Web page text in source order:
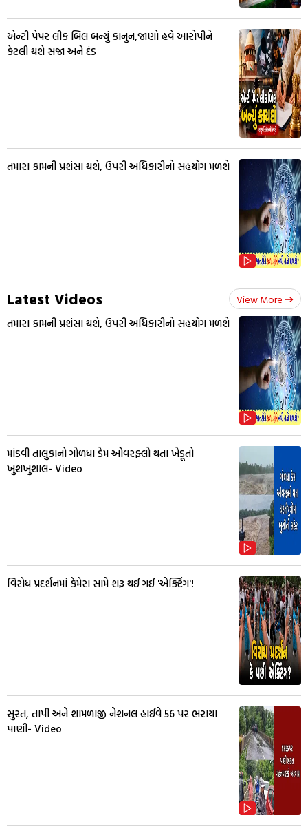
એન્ટી પેપર લીક બિલ બન્યું કાનુન,જાણો હવે આરોપીને
કેટલી થશે સજા અને દંડ
તમારા કામની પ્રશંસા થશે, ઉપરી અધિકારીનો સહયોગ મળશે
Latest Videos View More
તમારા કામની પ્રશંસા થશે, ઉપરી અધિકારીનો સહયોગ મળશે
માંડવી તાલુકાનો ગોળધા ડેમ ઓવરફ્લો થતા ખેડૂતો
ખુશખુશાલ- Video
વિરોધ પ્રદર્શનમાં કેમેરા સામે શરૂ થઈ ગઈ 'એક્ટિંગ'!
સુરત, તાપી અને શામળાજી નેશનલ હાઈવે 56 પર ભરાયા
પાણી- Video